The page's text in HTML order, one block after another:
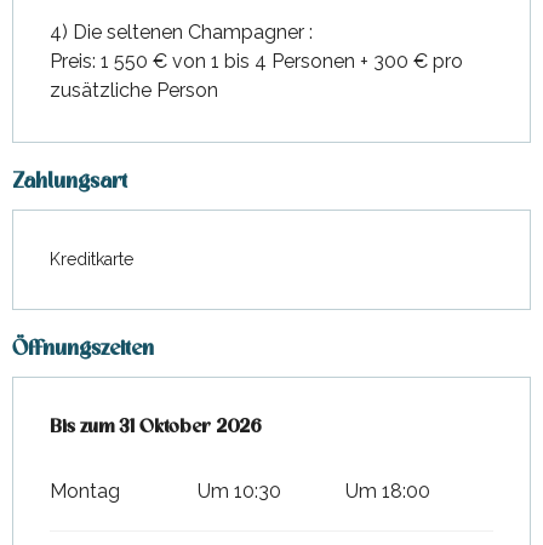
4) Die seltenen Champagner :
Preis: 1 550 € von 1 bis 4 Personen + 300 € pro
zusätzliche Person
Zahlungsart
Kreditkarte
Öffnungszeiten
vom1 April 2026bis zum
Bis zum31 Oktober 2026
Montag Um 10:30 Um 18:00